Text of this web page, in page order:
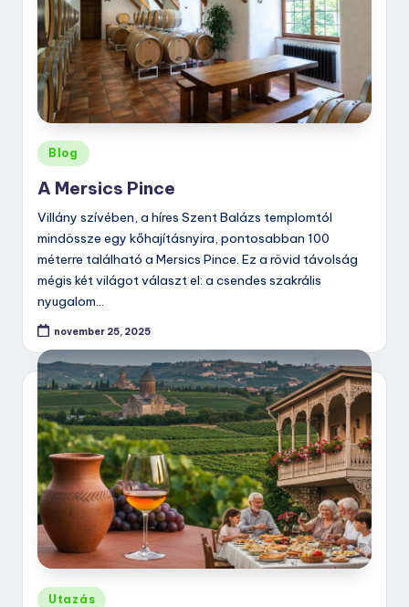
Posted
Blog
A Mersics Pince
Villány szívében, a híres Szent Balázs templomtól
mindössze egy kőhajításnyira, pontosabban 100
méterre található a Mersics Pince. Ez a rövid távolság
mégis két világot választ el: a csendes szakrális
nyugalom…
november 25, 2025
Posted
Utazás